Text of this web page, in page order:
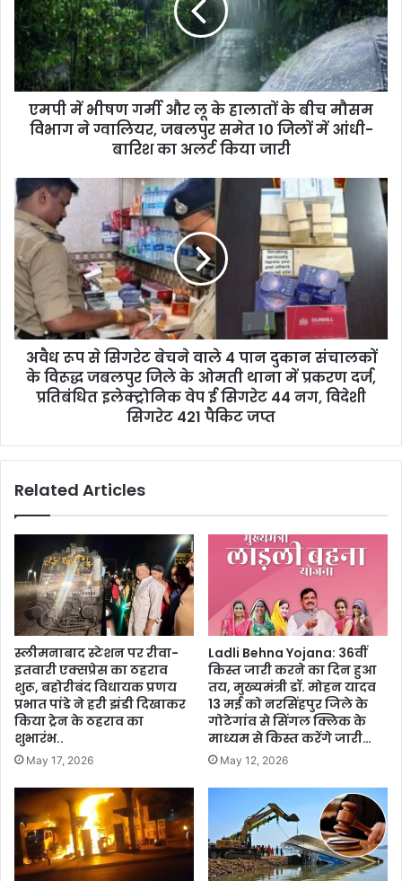
a
a
d
s
एमपी में भीषण गर्मी और लू के हालातों के बीच मौसम
विभाग ने ग्वालियर, जबलपुर समेत 10 जिलों में आंधी-
बारिश का अलर्ट किया जारी
अवैध रूप से सिगरेट बेचने वाले 4 पान दुकान संचालकों
के विरूद्ध जबलपुर जिले के ओमती थाना में प्रकरण दर्ज,
प्रतिबंधित इलेक्ट्रोनिक वेप ई सिगरेट 44 नग, विदेशी
सिगरेट 421 पैकिट जप्त
Related Articles
स्लीमनाबाद स्टेशन पर रीवा-
इतवारी एक्सप्रेस का ठहराव
शुरू, बहोरीबंद विधायक प्रणय
प्रभात पांडे ने हरी झंडी दिखाकर
किया ट्रेन के ठहराव का
शुभारंभ..
May 17, 2026
Ladli Behna Yojana: 36वीं
किस्त जारी करने का दिन हुआ
तय, मुख्यमंत्री डॉ. मोहन यादव
13 मई को नरसिंहपुर जिले के
गोटेगांव से सिंगल क्लिक के
माध्यम से किस्त करेंगे जारी…
May 12, 2026